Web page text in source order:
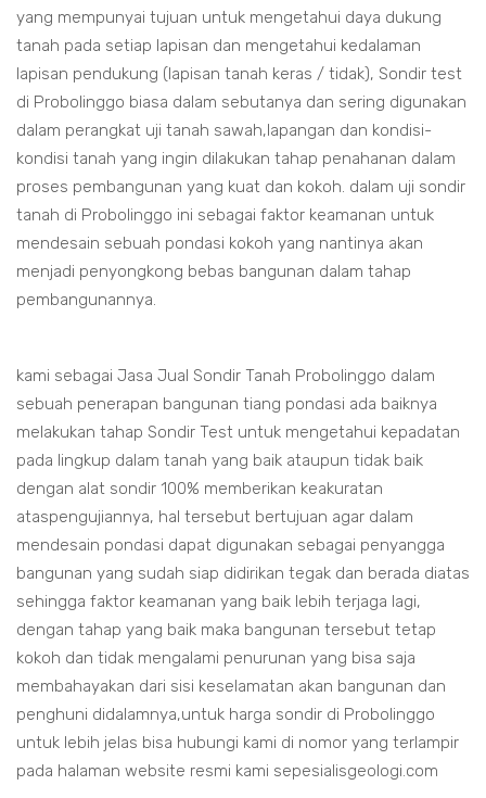
yang mempunyai tujuan untuk mengetahui daya dukung
tanah pada setiap lapisan dan mengetahui kedalaman
lapisan pendukung (lapisan tanah keras / tidak), Sondir test
di Probolinggo biasa dalam sebutanya dan sering digunakan
dalam perangkat uji tanah sawah,lapangan dan kondisi-
kondisi tanah yang ingin dilakukan tahap penahanan dalam
proses pembangunan yang kuat dan kokoh. dalam uji sondir
tanah di Probolinggo ini sebagai faktor keamanan untuk
mendesain sebuah pondasi kokoh yang nantinya akan
menjadi penyongkong bebas bangunan dalam tahap
pembangunannya.
kami sebagai Jasa Jual Sondir Tanah Probolinggo dalam
sebuah penerapan bangunan tiang pondasi ada baiknya
melakukan tahap Sondir Test untuk mengetahui kepadatan
pada lingkup dalam tanah yang baik ataupun tidak baik
dengan alat sondir 100% memberikan keakuratan
ataspengujiannya, hal tersebut bertujuan agar dalam
mendesain pondasi dapat digunakan sebagai penyangga
bangunan yang sudah siap didirikan tegak dan berada diatas
sehingga faktor keamanan yang baik lebih terjaga lagi,
dengan tahap yang baik maka bangunan tersebut tetap
kokoh dan tidak mengalami penurunan yang bisa saja
membahayakan dari sisi keselamatan akan bangunan dan
penghuni didalamnya,untuk harga sondir di Probolinggo
untuk lebih jelas bisa hubungi kami di nomor yang terlampir
pada halaman website resmi kami sepesialisgeologi.com